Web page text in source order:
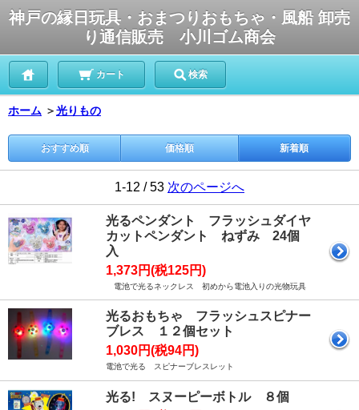
神戸の縁日玩具・おまつりおもちゃ・風船 卸売
り通信販売 小川ゴム商会
カート 検索
ホーム ＞光りもの
おすすめ順 価格順 新着順
1-12 / 53 次のページへ
光るペンダント フラッシュダイヤ
カットペンダント ねずみ 24個
入
1,373円(税125円)
電池で光るネックレス 初めから電池入りの光物玩具
光るおもちゃ フラッシュスピナー
ブレス １２個セット
1,030円(税94円)
電池で光る スピナーブレスレット
光る! スヌーピーボトル ８個